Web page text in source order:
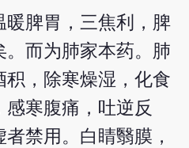
暖脾胃，三焦利，脾
。而为肺家本药。肺
，除寒燥湿，化食
寒腹痛，吐逆反
禁用。白睛翳膜，